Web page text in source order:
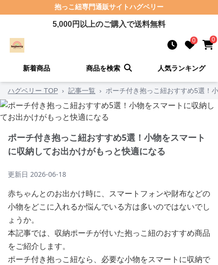
抱っこ紐専門通販サイトハグベリー
5,000円以上のご購入で送料無料
0 0
新着商品 商品を検索 人気ランキング
ハグベリー TOP › 記事一覧 › ポーチ付き抱っこ紐おすすめ5選！
ポーチ付き抱っこ紐おすすめ5選！小物をスマート
に収納してお出かけがもっと快適になる
更新日 2026-06-18
赤ちゃんとのお出かけ時に、スマートフォンや財布などの
小物をどこに入れるか悩んでいる方は多いのではないでし
ょうか。
本記事では、収納ポーチが付いた抱っこ紐のおすすめ商品
をご紹介します。
ポーチ付き抱っこ紐なら、必要な小物をスマートに収納で